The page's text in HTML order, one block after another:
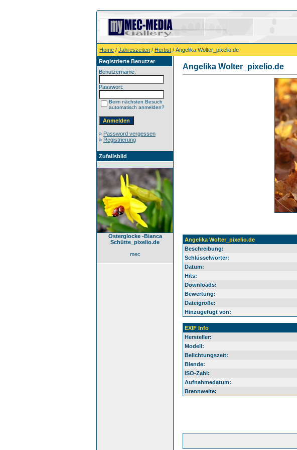
Home / Jahreszeiten / Herbst / Angelika Wolter_pixelio.de
Registrierte Benutzer
Benutzername:
Passwort:
Beim nächsten Besuch
automatisch anmelden?
» Password vergessen
» Registrierung
Zufallsbild
Osterglocke -Bianca
Schütte_pixelio.de
mec
Angelika Wolter_pixelio.de
Angelika Wolter_pixelio.de
Beschreibung:
Schlüsselwörter:
Datum:
Hits:
Downloads:
Bewertung:
Dateigröße:
Hinzugefügt von:
EXIF Info
Hersteller:
Modell:
Belichtungszeit:
Blende:
ISO-Zahl:
Aufnahmedatum:
Brennweite: